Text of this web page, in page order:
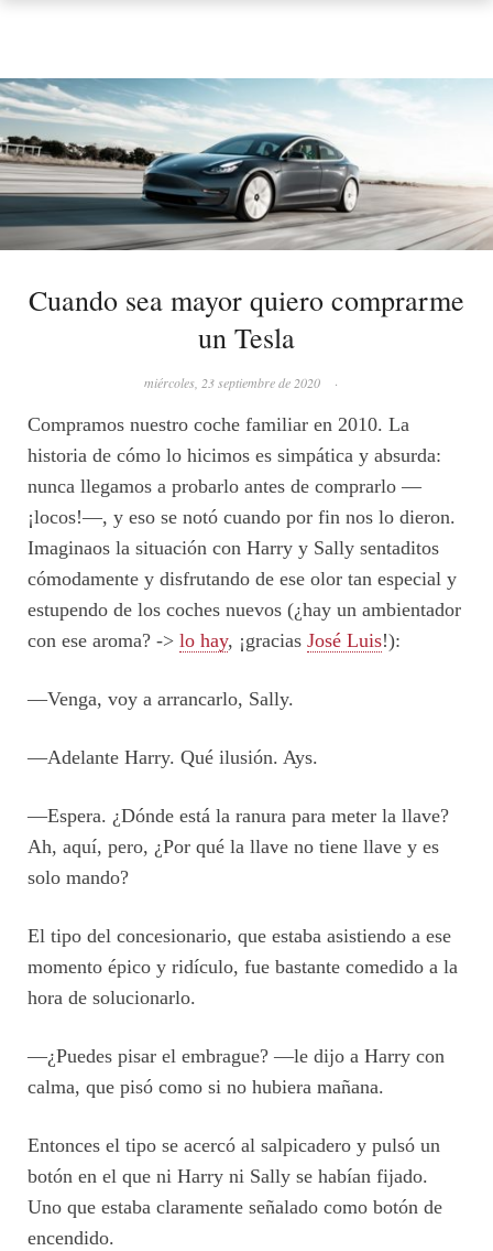
Cuando sea mayor quiero comprarme
un Tesla
miércoles, 23 septiembre de 2020 ·
Compramos nuestro coche familiar en 2010. La
historia de cómo lo hicimos es simpática y absurda:
nunca llegamos a probarlo antes de comprarlo —
¡locos!—, y eso se notó cuando por fin nos lo dieron.
Imaginaos la situación con Harry y Sally sentaditos
cómodamente y disfrutando de ese olor tan especial y
estupendo de los coches nuevos (¿hay un ambientador
con ese aroma? -> lo hay, ¡gracias José Luis!):
—Venga, voy a arrancarlo, Sally.
—Adelante Harry. Qué ilusión. Ays.
—Espera. ¿Dónde está la ranura para meter la llave?
Ah, aquí, pero, ¿Por qué la llave no tiene llave y es
solo mando?
El tipo del concesionario, que estaba asistiendo a ese
momento épico y ridículo, fue bastante comedido a la
hora de solucionarlo.
—¿Puedes pisar el embrague? —le dijo a Harry con
calma, que pisó como si no hubiera mañana.
Entonces el tipo se acercó al salpicadero y pulsó un
botón en el que ni Harry ni Sally se habían fijado.
Uno que estaba claramente señalado como botón de
encendido.